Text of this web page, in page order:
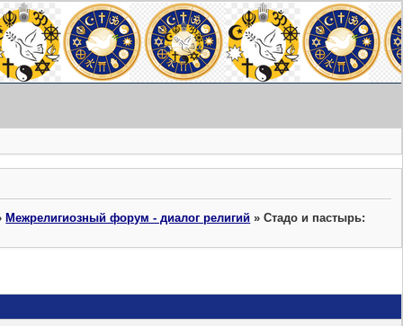
Межрелигиозный форум - диалог религий »Стадо и пастырь: